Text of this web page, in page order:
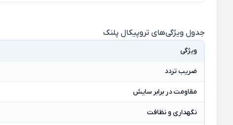
جدول ویژگی‌های تروپیکال پلنک
ویژگی
ضریب تردد
مقاومت در برابر سایش
نگهداری ونظافت